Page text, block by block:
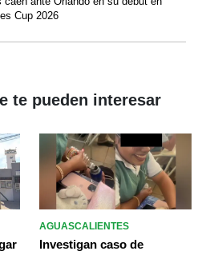
Cup 2026
te pueden interesar
AGUASCALIENTES
Investigan caso de